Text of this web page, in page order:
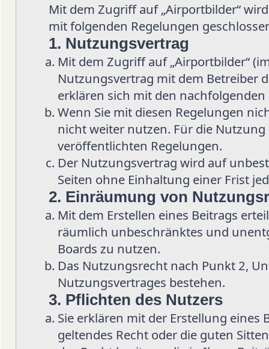
Mit dem Zugriff auf „Airportbilder“
mit folgenden Regelungen
1. Nutzungsvertrag
Mit dem Zugriff auf „Airportbilder“
Nutzungsvertrag mit dem Betreiber
erklären sich mit den
Wenn Sie mit diesen Regelungen
nicht weiter nutzen. Für die Nutzung
veröffentlichten Regelungen.
Der Nutzungsvertrag wird auf
Seiten ohne Einhaltung einer Frist
2. Einräumung von
Mit dem Erstellen eines Beitrags
räumlich unbeschränktes und
Boards zu nutzen.
Das Nutzungsrecht nach Punkt 2,
Nutzungsvertrages bestehen.
3. Pflichten des Nutzers
Sie erklären mit der Erstellung eines
geltendes Recht oder die guten